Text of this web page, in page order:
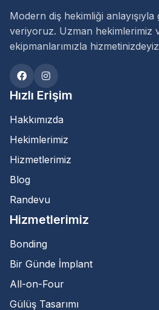
Modern diş hekimliği
veriyoruz. Uzman hekimlerimiz
ekipmanlarımızla
Hızlı Erişim
Hakkımızda
Hekimlerimiz
Hizmetlerimiz
Blog
Randevu
Hizmetlerimiz
Bonding
Bir Günde İmplant
All-on-Four
Gülüş Tasarımı